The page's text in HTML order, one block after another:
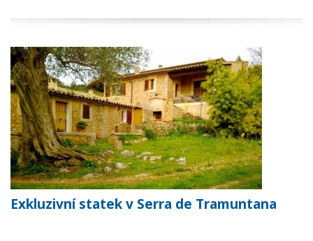
Exkluzivní statek v Serra de Tramuntana